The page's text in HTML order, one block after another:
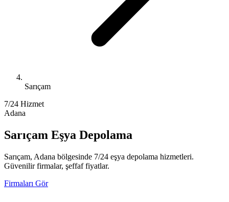
Sarıçam
7/24 Hizmet
Adana
Sarıçam Eşya Depolama
Sarıçam, Adana bölgesinde 7/24 eşya depolama hizmetleri.
Güvenilir firmalar, şeffaf fiyatlar.
Firmaları Gör